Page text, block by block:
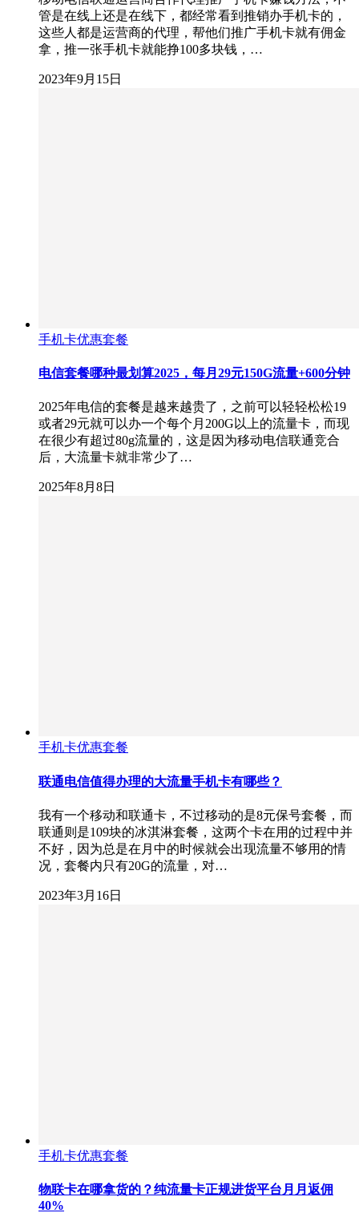
管是在线上还是在线下，都经常看到推销办手机卡的，
这些人都是运营商的代理，帮他们推广手机卡就有佣金
拿，推一张手机卡就能挣100多块钱，…
2023年9月15日
手机卡优惠套餐
电信套餐哪种最划算2025，每月29元150G流量+600分钟
2025年电信的套餐是越来越贵了，之前可以轻轻松松19
或者29元就可以办一个每个月200G以上的流量卡，而现
在很少有超过80g流量的，这是因为移动电信联通竞合
后，大流量卡就非常少了…
2025年8月8日
手机卡优惠套餐
联通电信值得办理的大流量手机卡有哪些？
我有一个移动和联通卡，不过移动的是8元保号套餐，而
联通则是109块的冰淇淋套餐，这两个卡在用的过程中并
不好，因为总是在月中的时候就会出现流量不够用的情
况，套餐内只有20G的流量，对…
2023年3月16日
手机卡优惠套餐
物联卡在哪拿货的？纯流量卡正规进货平台月月返佣
40%